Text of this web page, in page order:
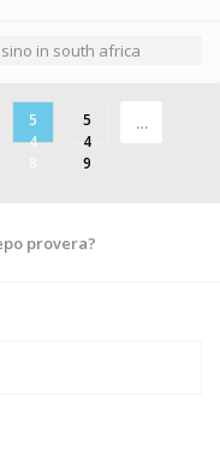
in south africa
5
4
5
4
9
…
provera?